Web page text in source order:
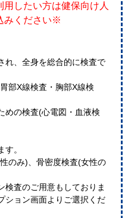
したい方は健保向け人
みください※
れ、全身を総合的に検査で
部X線検査・胸部X線検
めの検査(心電図・血液検
。
のみ)、骨密度検査(女性の
査のご用意もしておりま
ション画面よりご選択くだ